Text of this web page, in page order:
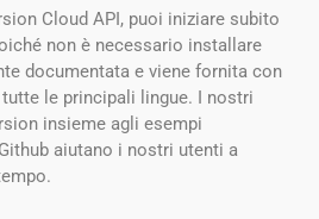
Cloud API, puoi iniziare subito
non è necessario installare
documentata e viene fornita con
le principali lingue. I nostri
insieme agli esempi
aiutano i nostri utenti a